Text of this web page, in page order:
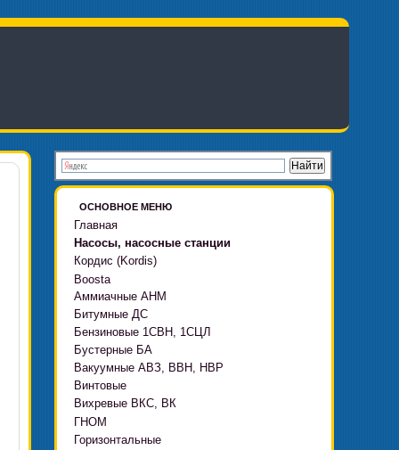
ОСНОВНОЕ МЕНЮ
Главная
Насосы, насосные станции
Кордис (Kordis)
Boosta
Boosta-F
Boosta-L
Boosta-APD установки
Аммиачные АНМ
Битумные ДС
Бензиновые 1СВН, 1СЦЛ
Бустерные БА
Вакуумные АВЗ, ВВН, НВР
Винтовые
Вихревые ВКС, ВК
ГНОМ
Грязевые
Горизонтальные